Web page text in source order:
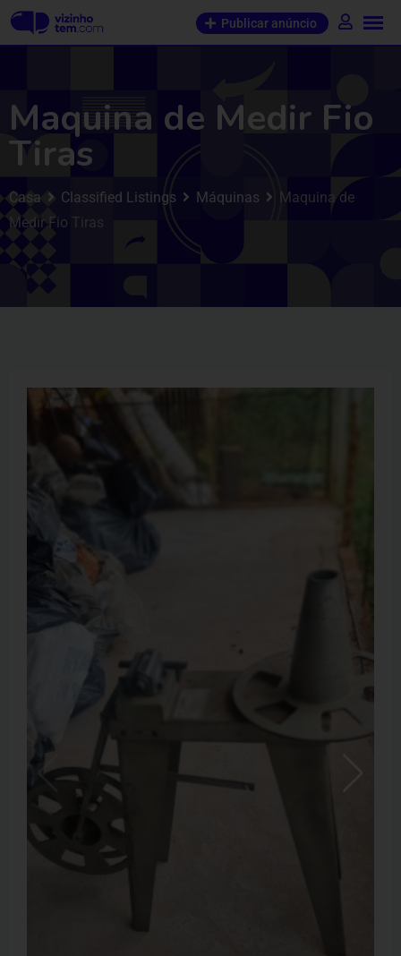
Publicar anúncio
Maquina de Medir Fio
Tiras
Casa Classified Listings Máquinas
Maquina de
Medir Fio Tiras